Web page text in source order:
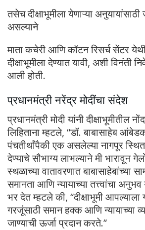
तसेच दीक्षाभूमीला येणाऱ्या
असल्याने
माता कचेरी आणि कॉटन रिसर्च सेंटर
दीक्षाभूमीला देण्यात यावी, अशी विनंती
आली होती.
प्रधानमंत्री नरेंद्र मोदींचा संदेश
प्रधानमंत्री मोदी यांनी दीक्षाभूमीतील
लिहिताना म्हटले, “डॉ. बाबासाहेब
पंचतीर्थांपैकी एक असलेल्या नागपूर स्थित
देण्याचे सौभाग्य लाभल्याने मी भारावून
स्थळाच्या वातावरणात बाबासाहेबांच्या
समानता आणि न्यायाच्या तत्त्वांचा अनुभव
भर देत म्हटले की, “दीक्षाभूमी
गरजूंसाठी समान हक्क आणि न्यायाच्या
जाण्याची ऊर्जा प्रदान करते.”